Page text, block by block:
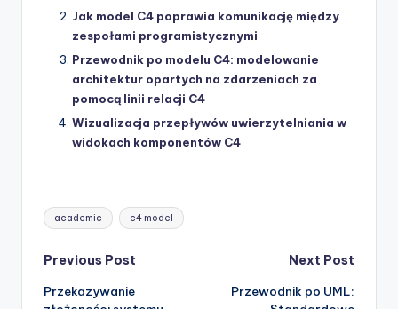
Jak model C4 poprawia komunikację między
zespołami programistycznymi
Przewodnik po modelu C4: modelowanie
architektur opartych na zdarzeniach za
pomocą linii relacji C4
Wizualizacja przepływów uwierzytelniania w
widokach komponentów C4
Tags:
academic c4 model
Post
navigation
Previous Post
Przekazywanie
Next Post
Przewodnik po UML: